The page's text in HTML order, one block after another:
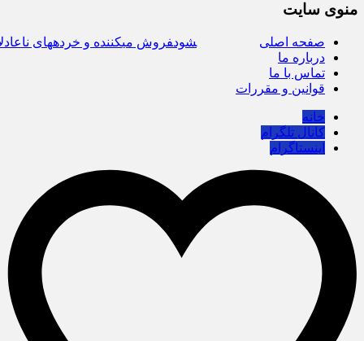
توزیع کالاهای اساسی ۳ برابر تقاضاست/ نظارت‎های ناعادلانه منتج به نارضایتی واردکننده، توزیع‎کننده و خرده‎فروش می‎شود
منوی سایت
صفحه
اصلی
درباره ما
تماس با ما
خانه
کانال تلگرام